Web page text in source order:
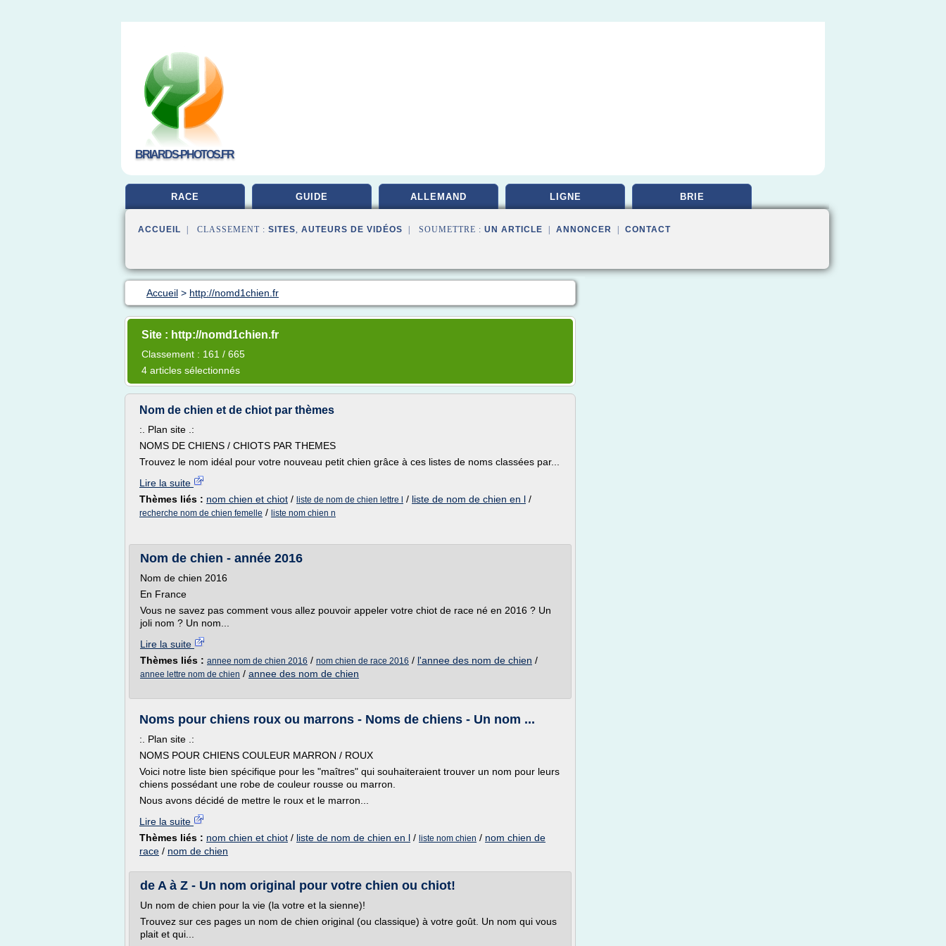
BRIARDS-PHOTOS.FR
RACE GUIDE ALLEMAND LIGNE BRIE
ACCUEIL | CLASSEMENT : SITES, AUTEURS DE VIDÉOS | SOUMETTRE : UN ARTICLE ANNONCER CONTACT
Accueil > http://nomd1chien.fr
Site : http://nomd1chien.fr
Classement : 161 / 665
4 articles sélectionnés
Nom de chien et de chiot par thèmes
:. Plan site .:
NOMS DE CHIENS / CHIOTS PAR THEMES
Trouvez le nom idéal pour votre nouveau petit chien grâce à ces listes de noms classées par...
Lire la suite
Thèmes liés : nom chien et chiot / liste de nom de chien lettre l / liste de nom de chien en l /
recherche nom de chien femelle / liste nom chien n
Nom de chien - année 2016
Nom de chien 2016
En France
Vous ne savez pas comment vous allez pouvoir appeler votre chiot de race né en 2016 ? Un
joli nom ? Un nom...
Lire la suite
Thèmes liés : annee nom de chien 2016 / nom chien de race 2016 / l'annee des nom de chien /
annee lettre nom de chien / annee des nom de chien
Noms pour chiens roux ou marrons - Noms de chiens - Un nom ...
:. Plan site .:
NOMS POUR CHIENS COULEUR MARRON / ROUX
Voici notre liste bien spécifique pour les "maîtres" qui souhaiteraient trouver un nom pour leurs
chiens possédant une robe de couleur rousse ou marron.
Nous avons décidé de mettre le roux et le marron...
Lire la suite
Thèmes liés : nom chien et chiot / liste de nom de chien en l / liste nom chien / nom chien de
race / nom de chien
de A à Z - Un nom original pour votre chien ou chiot!
Un nom de chien pour la vie (la votre et la sienne)!
Trouvez sur ces pages un nom de chien original (ou classique) à votre goût. Un nom qui vous
plait et qui...